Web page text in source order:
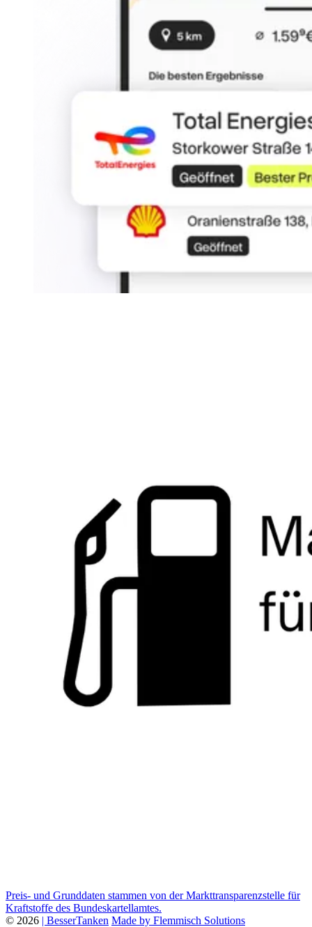
Preis- und Grunddaten stammen von der Markttransparenzstelle für
Kraftstoffe des Bundeskartellamtes.
© 2026 | BesserTanken Made by Flemmisch Solutions